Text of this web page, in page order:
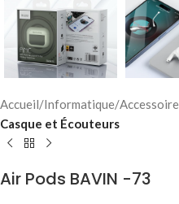
Accueil Informatique
Casque et Écouteurs
Air Pods BAVIN -73